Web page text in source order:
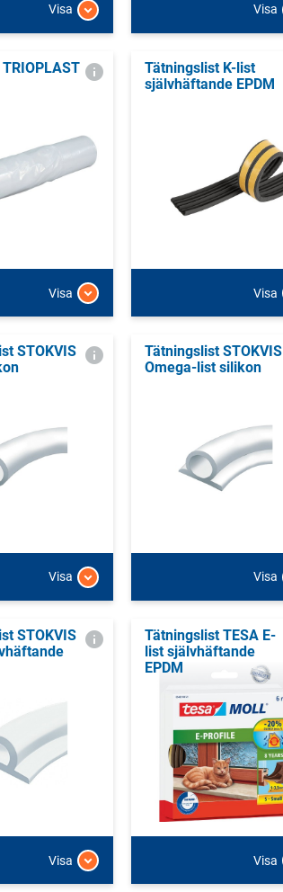
Visa Visa
Visa
Tätningslist K-list
självhäftande EPDM
Visa
STOKVIS
Visa
Tätningslist STOKVIS
Omega-list silikon
Visa
STOKVIS
Visa
Tätningslist TESA E-
list självhäftande
EPDM
Visa